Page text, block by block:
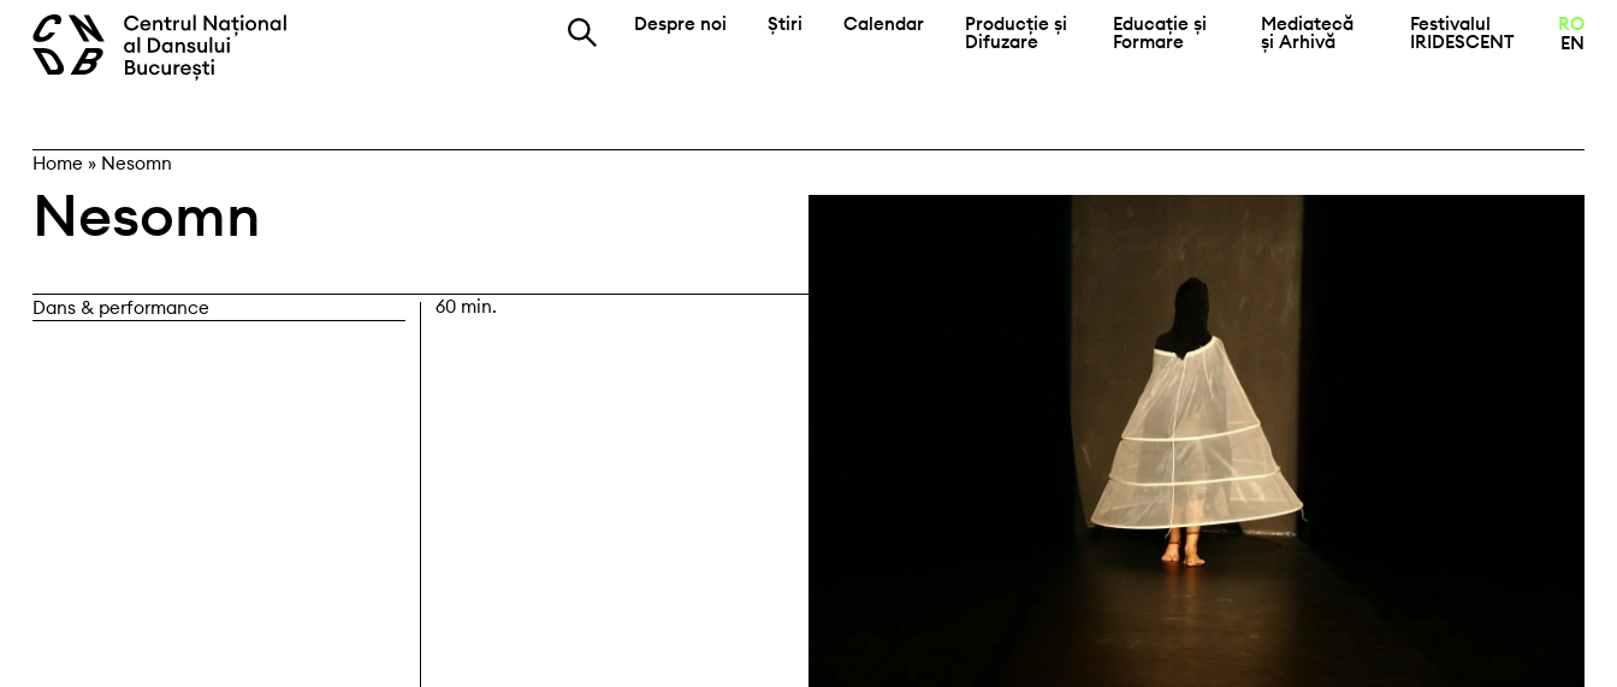
content
caută Despre noi Știri Calendar Producție și
Difuzare
Educație și
Formare
Mediatecă
și Arhivă
Festivalul
IRIDESCENT
RO
EN
Home » Nesomn
Nesomn
Dans & performance 60 min.